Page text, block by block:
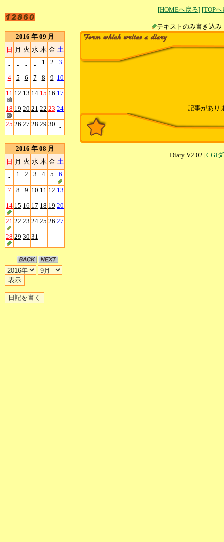
[HOMEへ戻る] [TOP
テキストのみ書
2016 年 09 月
日 月 火 水 木 金 土
- - - - 1 2 3
4 5 6 7 8 9 10
11 12 13 14 15 16 17
18 19 20 21 22 23 24
25 26 27 28 29 30 -
2016 年 08 月
日 月 火 水 木 金 土
- 1 2 3 4 5 6
7 8 9 10 11 12 13
14 15 16 17 18 19 20
21 22 23 24 25 26 27
28 29 30 31 - - -
記事があり
Diary V2.02 [CGI